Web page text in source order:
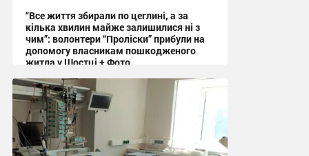
“Все життя збирали по цеглині, а за
кілька хвилин майже залишилися ні з
чим”: волонтери “Проліски” прибули на
допомогу власникам пошкодженого
житла у Шостці + Фото
09:54 сьогодні